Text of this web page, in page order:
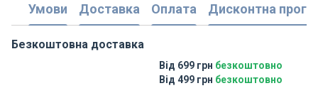
Умови Доставка Оплата Дисконтна
Безкоштовна доставка
Від 699 грн безкоштовно
Від 499 грн безкоштовно